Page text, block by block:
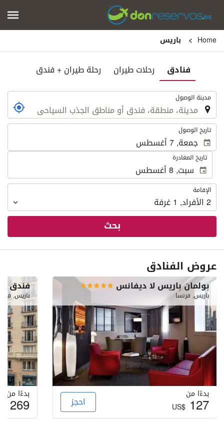
Home باريس
فنادق رحلات طيران رحلة طيران + فندق
. مدينة الوصول
. تاريخ الوصول
تاريخ المغادرة
الإقامة
الإقامة
2 الأفراد,
1غرفة
بحث
عروض الفنادق
بولمان باريس لا ديفانس
باريس, فرنسا
بدءًا من
US$127 احجز
فندق
باريس,
بدءًا من
269